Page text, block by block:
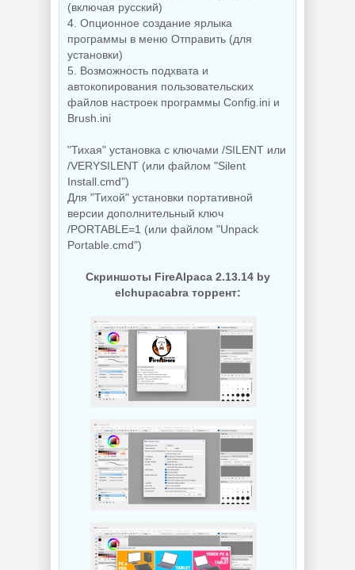
(включая русский)
4. Опционное создание ярлыка
программы в меню Отправить (для
установки)
5. Возможность подхвата и
автокопирования пользовательских
файлов настроек программы Config.ini и
Brush.ini
"Тихая" установка с ключами /SILENT или
/VERYSILENT (или файлом "Silent
Install.cmd")
Для "Тихой" установки портативной
версии дополнительный ключ
/PORTABLE=1 (или файлом "Unpack
Portable.cmd")
Скриншоты FireAlpaca 2.13.14 by
elchupacabra торрент: